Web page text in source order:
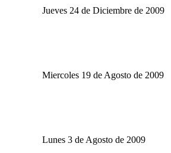
Jueves 24 de Diciembre de 2009
Miercoles 19 de Agosto de 2009
Lunes 3 de Agosto de 2009